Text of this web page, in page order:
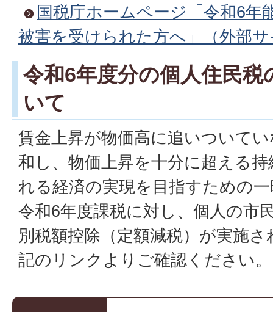
国税庁ホームページ「令和6年
被害を受けられた方へ」（外部
令和6年度分の個人住民税
いて
賃金上昇が物価高に追いついて
和し、物価上昇を十分に超える
れる経済の実現を目指すための
令和6年度課税に対し、個人の市
別税額控除（定額減税）が実施
記のリンクよりご確認ください。